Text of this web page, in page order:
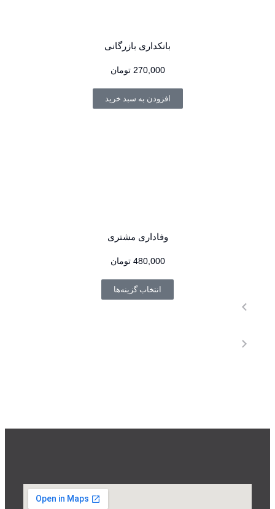
بانکداری بازرگانی
270,000 تومان
افزودن به سبد خرید
وفاداری مشتری
480,000 تومان
انتخاب گزینه‌ها